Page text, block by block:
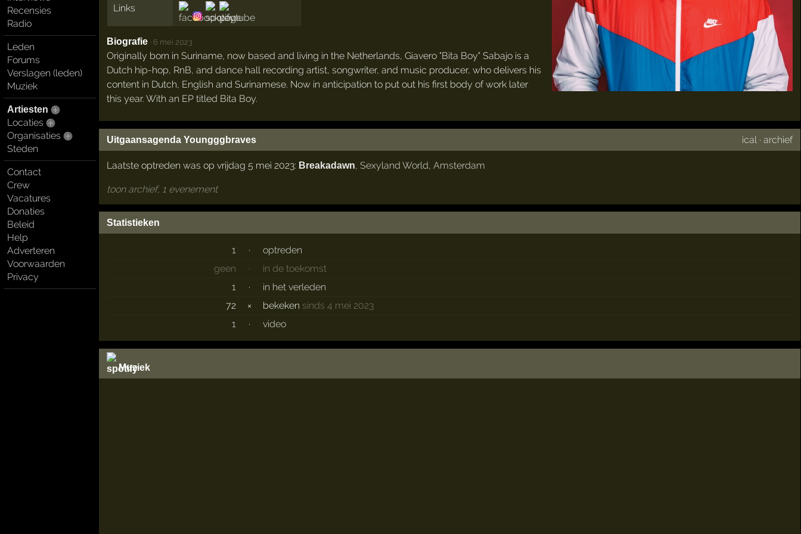
Recensies
Radio
Leden
Forums
Verslagen (leden)
Muziek
Artiesten
Locaties
Organisaties
Steden
Contact
Crew
Vacatures
Donaties
Beleid
Help
Adverteren
Voorwaarden
Privacy
Links
Biografie · 6 mei 2023
Originally born in Suriname, now based and living in the Netherlands, Giavero "Bita Boy" Sabajo is a
Dutch hip-hop, RnB, and dance hall recording artist, songwriter, and music producer, who delivers his
content in Dutch, English and Surinamese. Now in anticipation to put out his first body of work later
this year. With an EP titled Bita Boy.
Uitgaansagenda Youngggbraves ical ·archief
Laatste optreden was op vrijdag 5 mei 2023: Breakadawn, Sexyland World, Amsterdam
toon archief, 1 evenement
Statistieken
1 ·
optreden
geen
·
in de toekomst
1
·
in het verleden
72
× bekeken sinds 4 mei 2023
1
· video
Muziek